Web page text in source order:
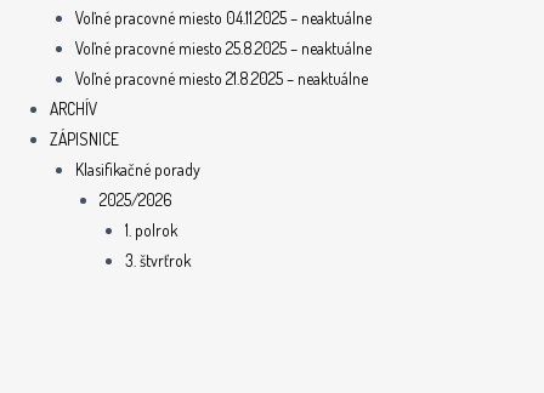
Voľné pracovné miesto 04.11.2025 – neaktuálne
Voľné pracovné miesto 25.8.2025 – neaktuálne
Voľné pracovné miesto 21.8.2025 – neaktuálne
ARCHÍV
ZÁPISNICE
Klasifikačné porady
2025/2026
1. polrok
3. štvrťrok